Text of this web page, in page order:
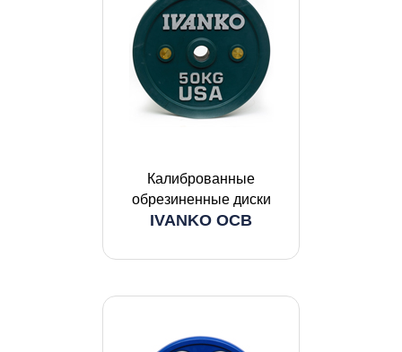
Калиброванные
обрезиненные диски
IVANKO OCB